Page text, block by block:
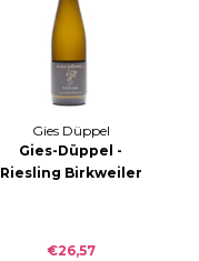
Gies Düppel
Gies-Düppel -
Riesling Birkweiler
€26,57